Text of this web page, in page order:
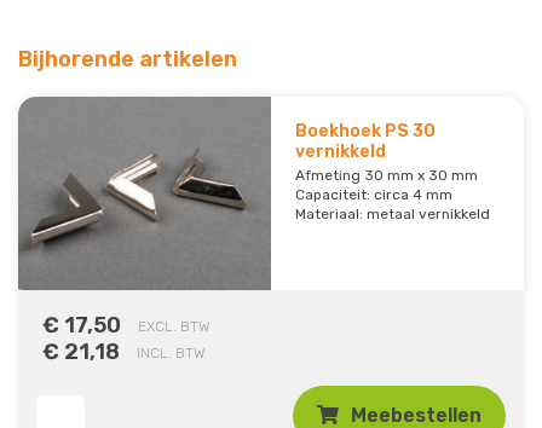
Bijhorende artikelen
Boekhoek PS 30
vernikkeld
Afmeting 30 mm x 30 mm
Capaciteit: circa 4 mm
Materiaal: metaal vernikkeld
€ 17,50 EXCL. BTW
€ 21,18 INCL. BTW
Meebestellen